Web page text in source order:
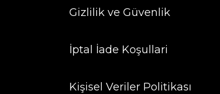
Gizlilik ve Güvenlik
İptal İade Koşullari
Kişisel Veriler Politikası